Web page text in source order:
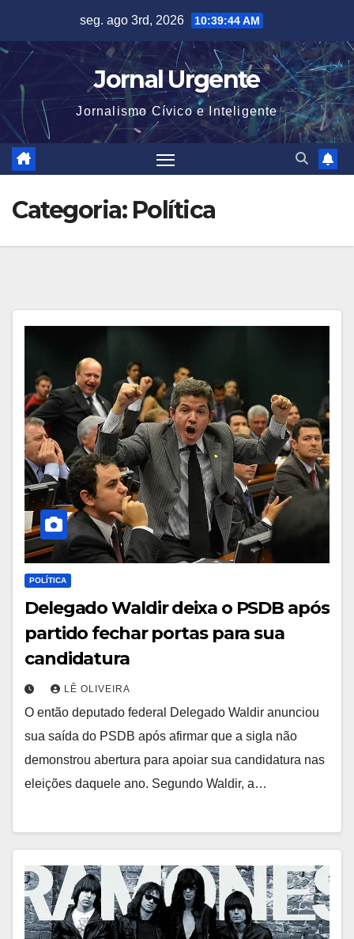
content
seg. ago 3rd, 2026 10:39:45 AM
Jornal Urgente
Jornalismo Cívico e Inteligente
Categoria: Política
POLÍTICA
Delegado Waldir deixa o PSDB após
partido fechar portas para sua
candidatura
LÊ OLIVEIRA
O então deputado federal Delegado Waldir anunciou
sua saída do PSDB após afirmar que a sigla não
demonstrou abertura para apoiar sua candidatura nas
eleições daquele ano. Segundo Waldir, a…